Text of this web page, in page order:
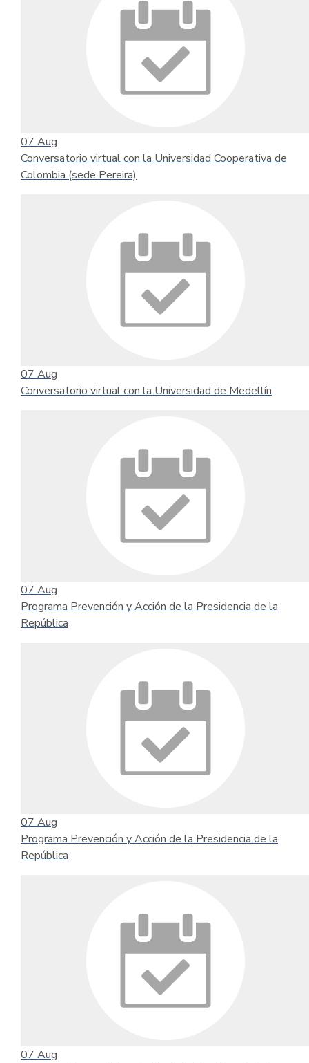
07 Aug
Conversatorio virtual con la Universidad Cooperativa de
Colombia (sede Pereira)
07 Aug
Conversatorio virtual con la Universidad de Medellín
07 Aug
Programa Prevención y Acción de la Presidencia de la
República
07 Aug
Programa Prevención y Acción de la Presidencia de la
República
07 Aug